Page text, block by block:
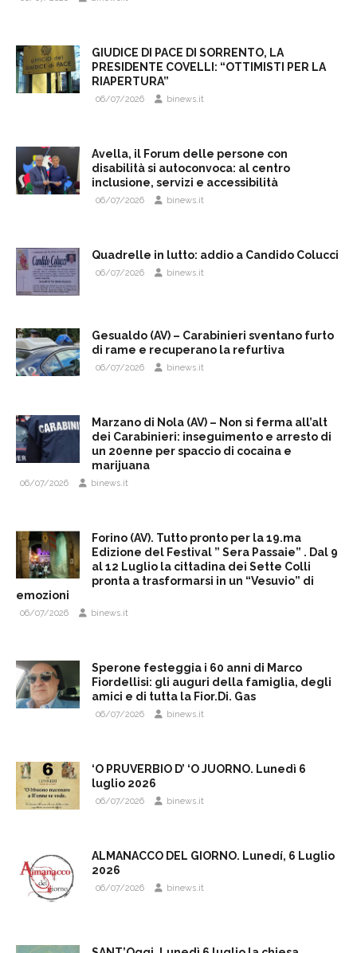
GIUDICE DI PACE DI SORRENTO, LA
PRESIDENTE COVELLI: “OTTIMISTI PER LA
RIAPERTURA”
06/07/2026 binews.it
Avella, il Forum delle persone con
disabilità si autoconvoca: al centro
inclusione, servizi e accessibilità
06/07/2026 binews.it
Quadrelle in lutto: addio a Candido Colucci
06/07/2026 binews.it
Gesualdo (AV) – Carabinieri sventano furto
di rame e recuperano la refurtiva
06/07/2026 binews.it
Marzano di Nola (AV) – Non si ferma all’alt
dei Carabinieri: inseguimento e arresto di
un 20enne per spaccio di cocaina e
marijuana
06/07/2026 binews.it
Forino (AV). Tutto pronto per la 19.ma
Edizione del Festival ” Sera Passaie” . Dal 9
al 12 Luglio la cittadina dei Sette Colli
pronta a trasformarsi in un “Vesuvio” di
emozioni
06/07/2026 binews.it
Sperone festeggia i 60 anni di Marco
Fiordellisi: gli auguri della famiglia, degli
amici e di tutta la Fior.Di. Gas
06/07/2026 binews.it
‘O PRUVERBIO D’ ‘O JUORNO. Lunedì 6
luglio 2026
06/07/2026 binews.it
ALMANACCO DEL GIORNO. Lunedí, 6 Luglio
2026
06/07/2026 binews.it